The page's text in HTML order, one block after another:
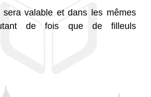
sera valable et dans les mêmes
de fois que de filleuls